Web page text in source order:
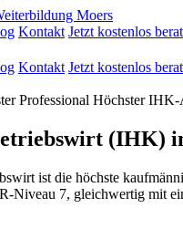
Kontakt Jetzt kostenlos
Kontakt Jetzt kostenlos
Professional Höchster IHK-
(IHK)
ist die höchste
Niveau 7, gleichwertig mit